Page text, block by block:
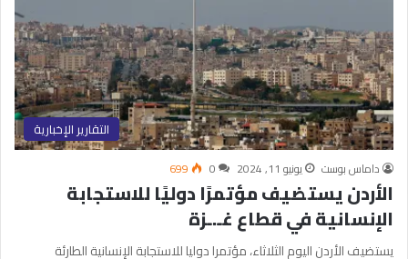
التقارير الإخبارية
داماس بوست يونيو 11, 2024 0
699
الأردن يستضيف مؤتمرًا دوليًا للاستجابة
الإنسانية في قطاع غـ.ـزة
يستضيف الأردن اليوم الثلاثاء، مؤتمرا دوليا للاستجابة الإنسانية الطارئة